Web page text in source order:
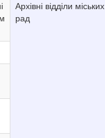
Архівні відділи міських
рад